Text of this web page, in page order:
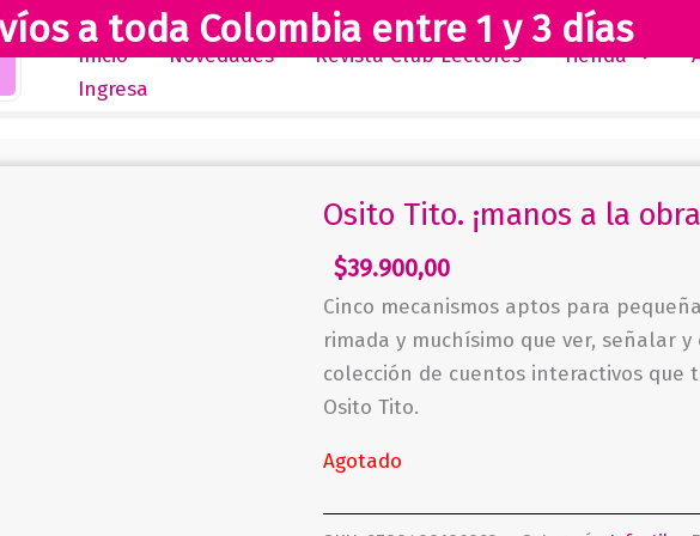
a toda Colombia entre 1 y 3 días
Inicio Novedades Revista Club Lectores Tienda
Ingresa
Osito Tito. ¡manos a la
$39.900,00
Cinco mecanismos aptos para
rimada y muchísimo que ver, señalar
colección de cuentos interactivos que
Osito Tito.
Agotado